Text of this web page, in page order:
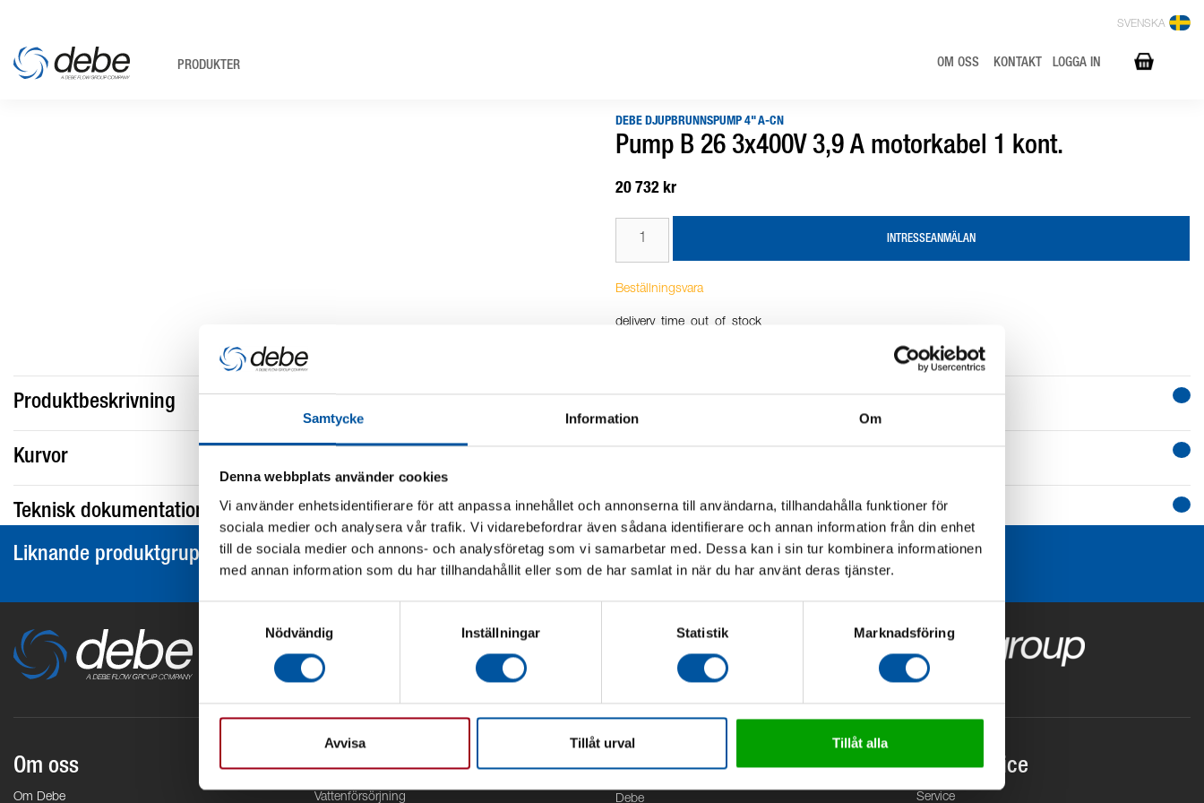
Samtycke Information Om
Denna webbplats använder cookies
Vi använder enhetsidentifierare för att anpassa innehållet och annonserna till användarna, tillhandahålla funktioner för
sociala medier och analysera vår trafik. Vi vidarebefordrar även sådana identifierare och annan information från din enhet
till de sociala medier och annons- och analysföretag som vi samarbetar med. Dessa kan i sin tur kombinera informationen
med annan information som du har tillhandahållit eller som de har samlat in när du har använt deras tjänster.
Nödvändig
Inställningar Statistik Marknadsföring
Avvisa Tillåt urval Tillåt alla
SVENSKA
PRODUKTER OM OSS KONTAKT LOGGA IN
DEBE DJUPBRUNNSPUMP 4" A-CN
Pump B 26 3x400V 3,9 A motorkabel 1 kont.
20 732 kr
INTRESSEANMÄLAN
Beställningsvara
delivery_time_out_of_stock
Produktbeskrivning
Kurvor
Teknisk dokumentation
Liknande produktgrupper
Om oss
Om Debe
Områden
Vattenförsörjning
Kontor
Debe
Kundservice
Service